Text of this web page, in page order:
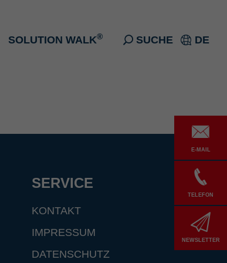
E-MAIL
TELEFON
NEWSLETTER
DE
SUCHE
SOLUTION WALK®
SERVICE
KONTAKT
IMPRESSUM
DATENSCHUTZ